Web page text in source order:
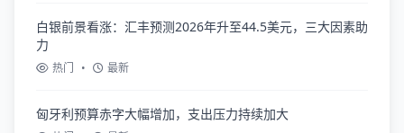
白银前景看涨：汇丰预测2026年升至44.5美元，三大因素助
力
热门 • 最新
匈牙利预算赤字大幅增加，支出压力持续加大